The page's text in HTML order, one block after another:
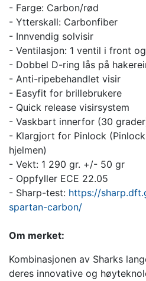
- Farge: Carbon/rød
- Ytterskall: Carbonfiber
- Innvendig solvisir
- Ventilasjon: 1 ventil i front
- Dobbel D-ring lås på
- Anti-ripebehandlet visir
- Easyfit for brillebrukere
- Quick release visirsystem
- Vaskbart innerfor (30
- Klargjort for Pinlock
hjelmen)
- Vekt: 1 290 gr. +/- 50 gr
- Oppfyller ECE 22.05
- Sharp-test: https://
spartan-carbon/
Om merket:
Kombinasjonen av Sharks
deres innovative og